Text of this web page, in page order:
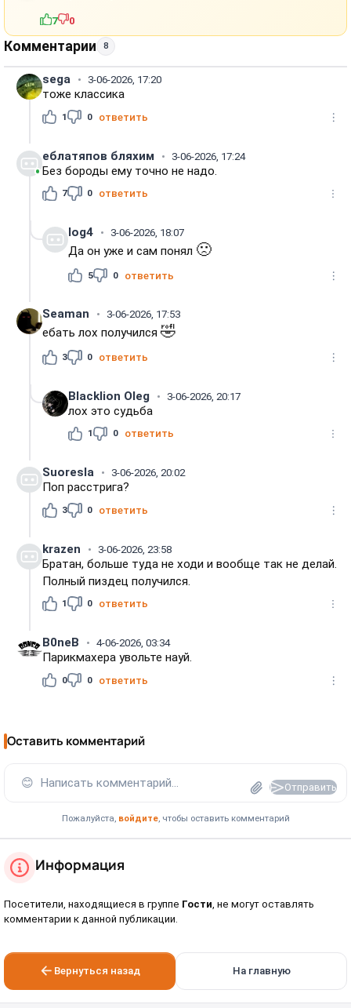
7 0
Комментарии 8
sega 3-06-2026, 17:20
тоже классика
1 0 ответить
еблатяпов бляхим 3-06-2026, 17:24
Без бороды ему точно не надо.
7 0 ответить
log4 3-06-2026, 18:07
Да он уже и сам понял 🙁
5 0 ответить
Seaman 3-06-2026, 17:53
ебать лох получился🤣
3 0 ответить
Blacklion Oleg 3-06-2026, 20:17
лох это судьба
1 0 ответить
Suoresla 3-06-2026, 20:02
Поп расстрига?
3 0 ответить
krazen 3-06-2026, 23:58
Братан, больше туда не ходи и вообще так не делай.
Полный пиздец получился.
1 0 ответить
B0neB 4-06-2026, 03:34
Парикмахера увольте науй.
0 0 ответить
Оставить комментарий
😊 Написать комментарий... Отправить
Пожалуйста, войдите, чтобы оставить комментарий
Информация
Посетители, находящиеся в группе Гости , не могут оставлять
комментарии к данной публикации.
Вернуться назад На главную